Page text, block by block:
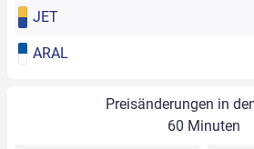
JET
ARAL
Preisänderungen in
60 Minuten